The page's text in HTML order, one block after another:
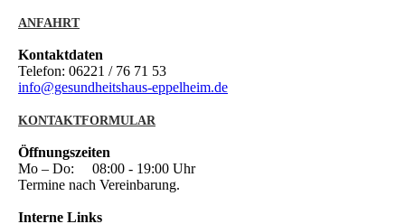
ANFAHRT
Kontaktdaten
Telefon: 06221 / 76 71 53
info@gesundheitshaus-eppelheim.de
KONTAKTFORMULAR
Öffnungszeiten
Mo – Do: 08:00 - 19:00 Uhr
Termine nach Vereinbarung.
Interne Links